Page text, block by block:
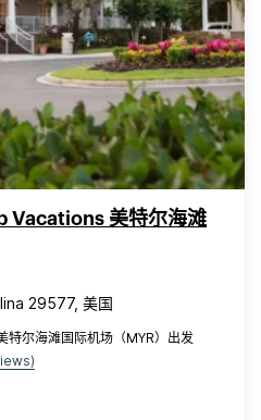
Vacations 美特尔海滩
29577, 美国
特尔海滩国际机场（MYR）出发